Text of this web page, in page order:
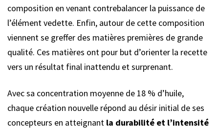
composition en venant contrebalancer la puissance de
l’élément vedette. Enfin, autour de cette composition
viennent se greffer des matières premières de grande
qualité. Ces matières ont pour but d’orienter la recette
vers un résultat final inattendu et surprenant.
Avec sa concentration moyenne de 18 % d’huile,
chaque création nouvelle répond au désir initial de ses
concepteurs en atteignant la durabilité et l’intensité